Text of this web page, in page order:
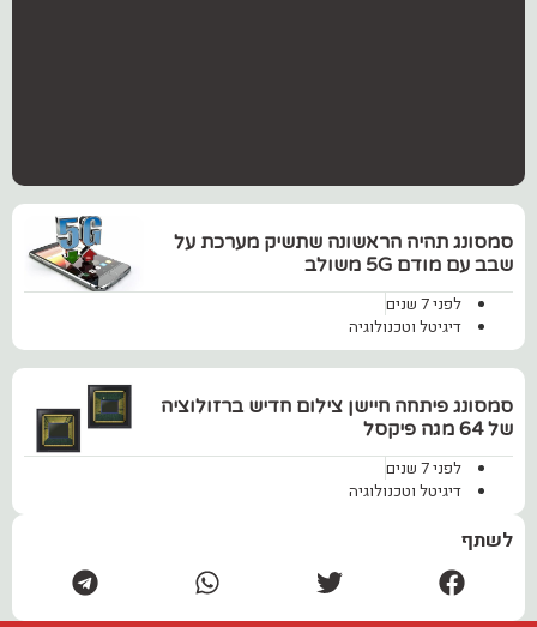
סמסונג תהיה הראשונה שתשיק מערכת על
שבב עם מודם 5G משולב
לפני 7 שנים
דיגיטל וטכנולוגיה
‏סמסונג פיתחה חיישן צילום חדיש ברזולוציה
של 64 מגה פיקסל
לפני 7 שנים
דיגיטל וטכנולוגיה
לשתף